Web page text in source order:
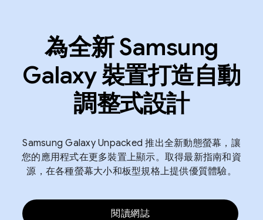
為全新 Samsung
Galaxy 裝置打造自動
調整式設計
Samsung Galaxy Unpacked 推出全新動態螢幕，讓
您的應用程式在更多裝置上顯示。取得最新指南和資
源，在各種螢幕大小和板型規格上提供優質體驗。
閱讀網誌